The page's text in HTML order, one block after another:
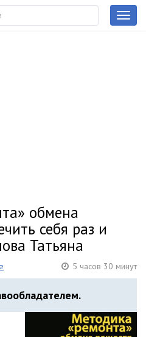
обмена
себя раз и
Татьяна
5 часов 30 минут